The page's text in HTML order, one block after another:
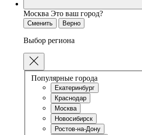
Москва Это ваш город?
Сменить Верно
Выбор региона
Популярные города
Екатеринбург
Краснодар
Москва
Новосибирск
Ростов-на-Дону